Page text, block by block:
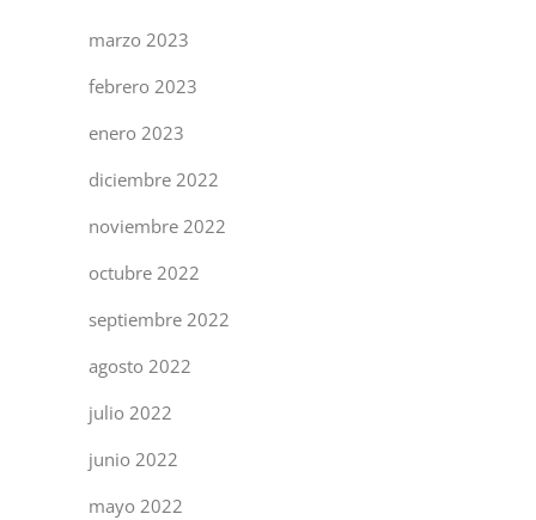
marzo 2023
febrero 2023
enero 2023
diciembre 2022
noviembre 2022
octubre 2022
septiembre 2022
agosto 2022
julio 2022
junio 2022
mayo 2022